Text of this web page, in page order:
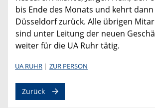
bis Ende des Monats und kehrt
Düsseldorf zurück. Alle übrigen
sind unter Leitung der neuen
weiter für die UA Ruhr tätig.
UA RUHR ZUR PERSON
Zurück